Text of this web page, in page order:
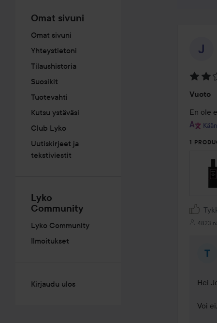
Omat sivuni
Omat sivuni
Yhteystietoni
Tilaushistoria
Suosikit
Tuotevahti
Kutsu ystäväsi
Club Lyko
Uutiskirjeet ja
tekstiviestit
Lyko
Community
Lyko Community
Ilmoitukset
Kirjaudu ulos
2
/
5
Vuoto
En ole
1
4823
Hei
Voi